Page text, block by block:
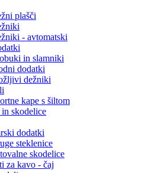
plašči
- avtomatski
in slamniki
dodatki
dežniki
kape s šiltom
skodelice
dodatki
steklenice
skodelice
za kavo - čaj